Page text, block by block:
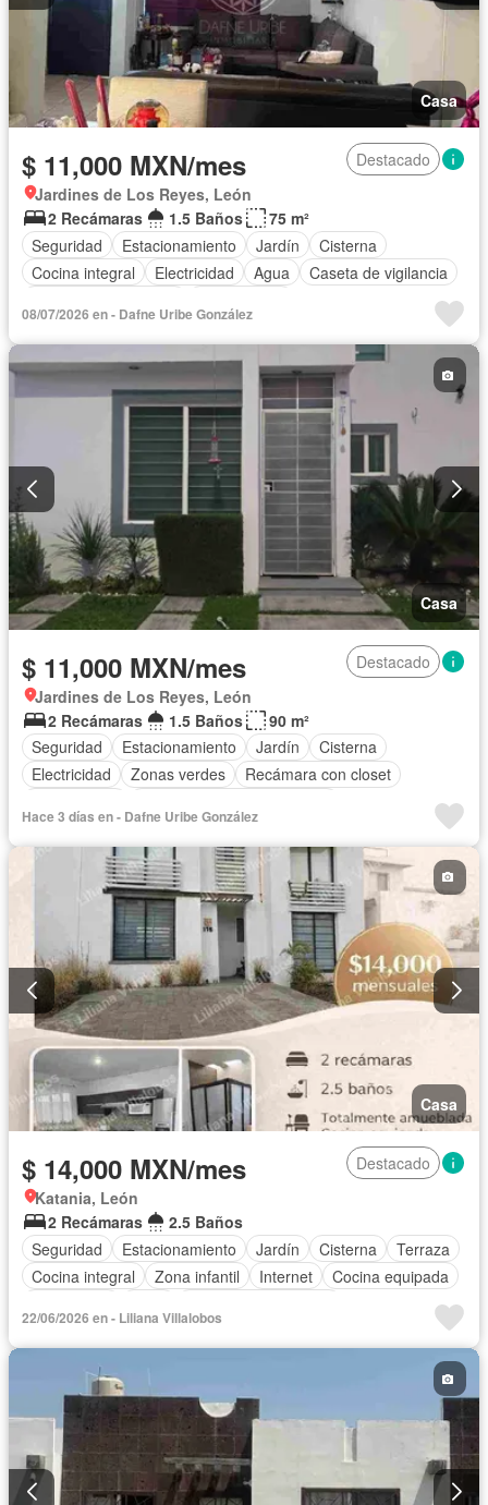
Casa
$ 11,000 MXN/mes
Destacado
Jardines de Los Reyes, León
2 Recámaras
1.5 Baños
75 m²
Seguridad
Estacionamiento Jardín
Cisterna
Cocina integral
Electricidad Agua
Caseta de vigilancia
Completamente amueblado
08/07/2026 en - Dafne Uribe González
Casa
$ 11,000 MXN/mes
Destacado
Jardines de Los Reyes, León
2 Recámaras
1.5 Baños
90 m²
Seguridad
Estacionamiento Jardín
Cisterna
Electricidad
Zonas verdes
Recámara con closet
Hace 3 días en - Dafne Uribe González
Casa
$ 14,000 MXN/mes
Destacado
Katania, León
2 Recámaras
2.5 Baños
Seguridad
Estacionamiento Jardín Cisterna
Terraza
Cocina integral
Zona infantil Internet
Cocina equipada
Caseta de vigilancia
Wifi
22/06/2026 en - Liliana Villalobos